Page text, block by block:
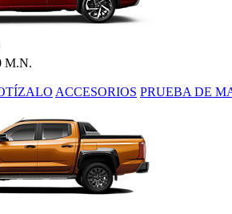
M.N.
ACCESORIOS PRUEBA DE